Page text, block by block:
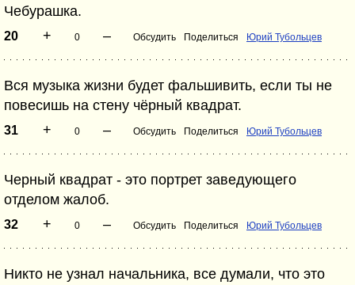
Чебурашка.
20 + 0 – Обсудить Поделиться Юрий Тубольцев
Вся музыка жизни будет фальшивить, если ты не
повесишь на стену чёрный квадрат.
31 + 0 – Обсудить Поделиться Юрий Тубольцев
Черный квадрат - это портрет заведующего
отделом жалоб.
32 + 0 – Обсудить Поделиться Юрий Тубольцев
Никто не узнал начальника, все думали, что это